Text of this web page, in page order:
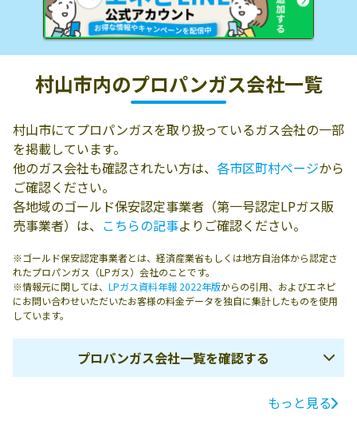
村山市内のプロパンガス会社一覧
村山市にてプロパンガスを取り扱っているガス会社の一部
を掲載しています。
他のガス会社も確認されたい方は、 各市区町村ページから
ご確認ください。
各地域のゴールド保安認定事業者（第一号認定LPガス販
売事業者）は、 こちらの記事よりご確認ください。
※ゴールド保安認定事業者とは、経済産業省もしくは地方自治体から認定さ
れたプロパンガス（LPガス）会社のことです。
※情報元に関しては、 LPガス資料年報 2022年版からの引用、およびエネピ
にお問い合わせいただいたお客様の料金データを独自に集計したものを使用
しています。
プロパンガス会社一覧を確認する
電話番号
もっと見る